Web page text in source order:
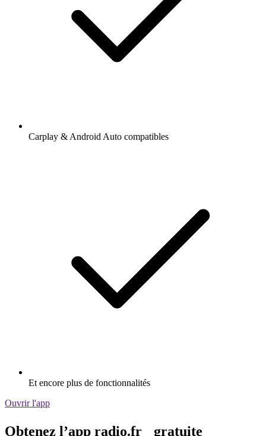
Carplay & Android Auto compatibles
Et encore plus de fonctionnalités
Ouvrir l'app
Obtenez l’app radio.fr gratuite